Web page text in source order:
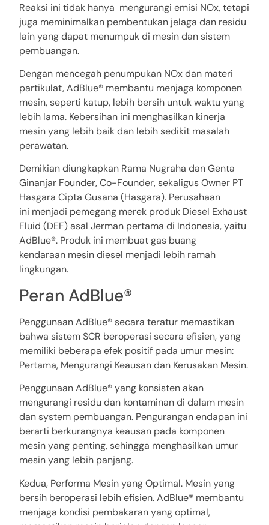
Reaksi ini tidak hanya mengurangi emisi NOx, tetapi
juga meminimalkan pembentukan jelaga dan residu
lain yang dapat menumpuk di mesin dan sistem
pembuangan.
Dengan mencegah penumpukan NOx dan materi
partikulat, AdBlue® membantu menjaga komponen
mesin, seperti katup, lebih bersih untuk waktu yang
lebih lama. Kebersihan ini menghasilkan kinerja
mesin yang lebih baik dan lebih sedikit masalah
perawatan.
Demikian diungkapkan Rama Nugraha dan Genta
Ginanjar Founder, Co-Founder, sekaligus Owner PT
Hasgara Cipta Gusana (Hasgara). Perusahaan
ini menjadi pemegang merek produk Diesel Exhaust
Fluid (DEF) asal Jerman pertama di Indonesia, yaitu
AdBlue®. Produk ini membuat gas buang
kendaraan mesin diesel menjadi lebih ramah
lingkungan.
Peran AdBlue®
Penggunaan AdBlue® secara teratur memastikan
bahwa sistem SCR beroperasi secara efisien, yang
memiliki beberapa efek positif pada umur mesin:
Pertama, Mengurangi Keausan dan Kerusakan Mesin.
Penggunaan AdBlue® yang konsisten akan
mengurangi residu dan kontaminan di dalam mesin
dan system pembuangan. Pengurangan endapan ini
berarti berkurangnya keausan pada komponen
mesin yang penting, sehingga menghasilkan umur
mesin yang lebih panjang.
Kedua, Performa Mesin yang Optimal. Mesin yang
bersih beroperasi lebih efisien. AdBlue® membantu
menjaga kondisi pembakaran yang optimal,